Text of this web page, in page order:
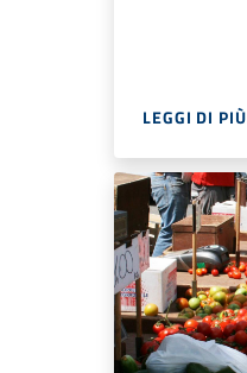
LEGGI DI PIÙ